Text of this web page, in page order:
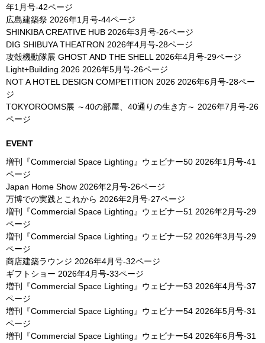
年1月号-42ページ
広島建築祭 2026年1月号-44ページ
SHINKIBA CREATIVE HUB 2026年3月号-26ページ
DIG SHIBUYA THEATRON 2026年4月号-28ページ
攻殻機動隊展 GHOST AND THE SHELL 2026年4月号-29ページ
Light+Building 2026 2026年5月号-26ページ
NOT A HOTEL DESIGN COMPETITION 2026 2026年6月号-28ペー
ジ
TOKYOROOMS展 ～40の部屋、40通りの生き方～ 2026年7月号-26
ページ
EVENT
増刊『Commercial Space Lighting』ウェビナー50 2026年1月号-41
ページ
Japan Home Show 2026年2月号-26ページ
万博での実践とこれから 2026年2月号-27ページ
増刊『Commercial Space Lighting』ウェビナー51 2026年2月号-29
ページ
増刊『Commercial Space Lighting』ウェビナー52 2026年3月号-29
ページ
商店建築ラウンジ 2026年4月号-32ページ
ギフトショー 2026年4月号-33ページ
増刊『Commercial Space Lighting』ウェビナー53 2026年4月号-37
ページ
増刊『Commercial Space Lighting』ウェビナー54 2026年5月号-31
ページ
増刊『Commercial Space Lighting』ウェビナー54 2026年6月号-31